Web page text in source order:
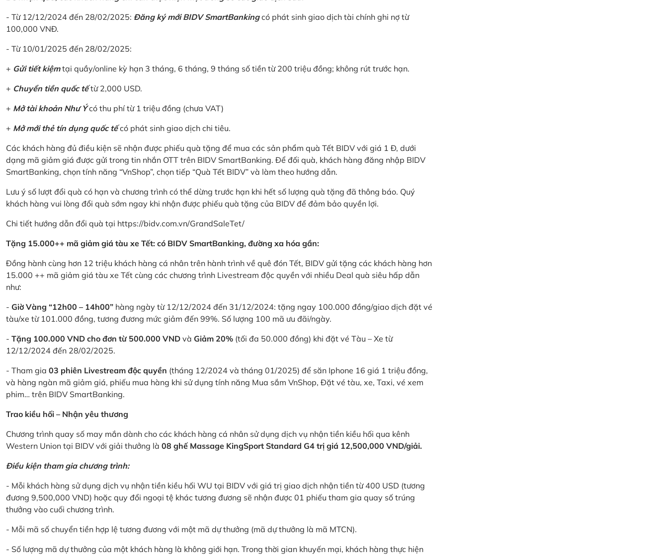
- Từ 12/12/2024 đến 28/02/2025: Đăng ký mới BIDV SmartBankingcó phát sinh giao dịch tài chính ghi nợ từ
100,000 VNĐ.
- Từ 10/01/2025 đến 28/02/2025:
+ Gửi tiết kiệmtại quầy/online kỳ hạn 3 tháng, 6 tháng, 9 tháng số tiền từ 200 triệu đồng; không rút trước hạn.
+ Chuyển tiền quốc tếtừ 2,000 USD.
+ Mở tài khoản Như Ýcó thu phí từ 1 triệu đồng (chưa VAT)
+ Mở mới thẻ tín dụng quốc tếcó phát sinh giao dịch chi tiêu.
Các khách hàng đủ điều kiện sẽ nhận được phiếu quà tặng để mua các sản phẩm quà Tết BIDV với giá 1 Đ, dưới
dạng mã giảm giá được gửi trong tin nhắn OTT trên BIDV SmartBanking. Để đối quà, khách hàng đăng nhập BIDV
SmartBanking, chọn tính năng “VnShop”, chọn tiếp “Quà Tết BIDV” và làm theo hướng dẫn.
Lưu ý số lượt đổi quà có hạn và chương trình có thể dừng trước hạn khi hết số lượng quà tặng đã thông báo. Quý
khách hàng vui lòng đổi quà sớm ngay khi nhận được phiếu quà tặng của BIDV để đảm bảo quyền lợi.
Chi tiết hướng dẫn đổi quà tại https://bidv.com.vn/GrandSaleTet/
Tặng 15.000++ mã giảm giá tàu xe Tết: có BIDV SmartBanking, đường xa hóa gần:
Đồng hành cùng hơn 12 triệu khách hàng cá nhân trên hành trình về quê đón Tết, BIDV gửi tặng các khách hàng hơn
15.000 ++ mã giảm giá tàu xe Tết cùng các chương trình Livestream độc quyền với nhiều Deal quà siêu hấp dẫn
như:
- Giờ Vàng “12h00 – 14h00” hàng ngày từ 12/12/2024 đến 31/12/2024: tặng ngay 100.000 đồng/giao dịch đặt vé
tàu/xe từ 101.000 đồng, tương đương mức giảm đến 99%. Số lượng 100 mã ưu đãi/ngày.
- Tặng 100.000 VND cho đơn từ 500.000 VND và Giảm 20% (tối đa 50.000 đồng) khi đặt vé Tàu – Xe từ
12/12/2024 đến 28/02/2025.
- Tham gia 03 phiên Livestream độc quyền (tháng 12/2024 và tháng 01/2025) để săn Iphone 16 giá 1 triệu đồng,
và hàng ngàn mã giảm giá, phiếu mua hàng khi sử dụng tính năng Mua sắm VnShop, Đặt vé tàu, xe, Taxi, vé xem
phim… trên BIDV SmartBanking.
Trao kiều hối – Nhận yêu thương
Chương trình quay số may mắn dành cho các khách hàng cá nhân sử dụng dịch vụ nhận tiền kiều hối qua kênh
Western Union tại BIDV với giải thưởng là 08 ghế Massage KingSport Standard G4 trị giá 12,500,000 VND/giải.
Điều kiện tham gia chương trình:
- Mỗi khách hàng sử dụng dịch vụ nhận tiền kiều hối WU tại BIDV với giá trị giao dịch nhận tiền từ 400 USD (tương
đương 9,500,000 VND) hoặc quy đổi ngoại tệ khác tương đương sẽ nhận được 01 phiếu tham gia quay số trúng
thưởng vào cuối chương trình.
- Mỗi mã số chuyển tiền hợp lệ tương đương với một mã dự thưởng (mã dự thưởng là mã MTCN).
- Số lượng mã dự thưởng của một khách hàng là không giới hạn. Trong thời gian khuyến mại, khách hàng thực hiện